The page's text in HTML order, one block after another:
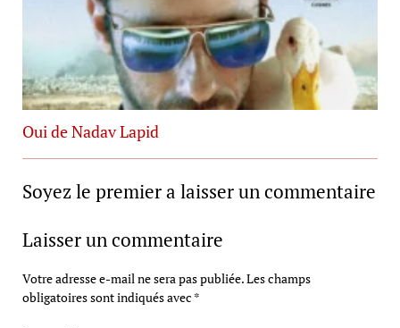
Oui de Nadav Lapid
Soyez le premier a laisser un commentaire
Laisser un commentaire
Votre adresse e-mail ne sera pas publiée.Les champs
obligatoires sont indiqués avec *